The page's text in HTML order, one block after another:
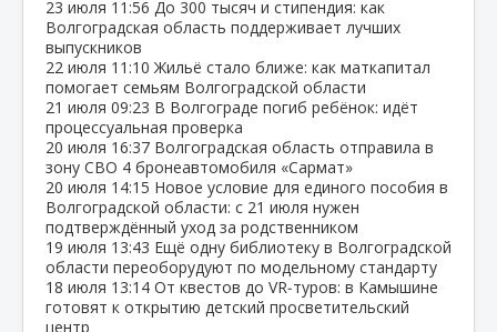
23 июля 11:56 До 300 тысяч и стипендия: как
Волгоградская область поддерживает лучших
выпускников
22 июля 11:10 Жильё стало ближе: как маткапитал
помогает семьям Волгоградской области
21 июля 09:23 В Волгограде погиб ребёнок: идёт
процессуальная проверка
20 июля 16:37 Волгоградская область отправила в
зону СВО 4 бронеавтомобиля «Сармат»
20 июля 14:15 Новое условие для единого пособия в
Волгоградской области: с 21 июля нужен
подтверждённый уход за родственником
19 июля 13:43 Ещё одну библиотеку в Волгоградской
области переоборудуют по модельному стандарту
18 июля 13:14 От квестов до VR‑туров: в Камышине
готовят к открытию детский просветительский
центр